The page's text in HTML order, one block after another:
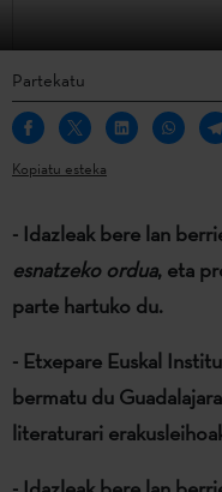
Partekatu
Kopiatu esteka
- Idazleak bere lan
esnatzeko ordua, eta
parte hartuko du.
- Etxepare Euskal
bermatu du
literaturari